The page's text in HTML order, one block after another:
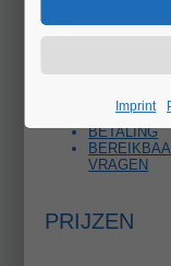
BOEKING
TIJDENS
BETALING
VRAGEN
PRIJZEN
Imprint